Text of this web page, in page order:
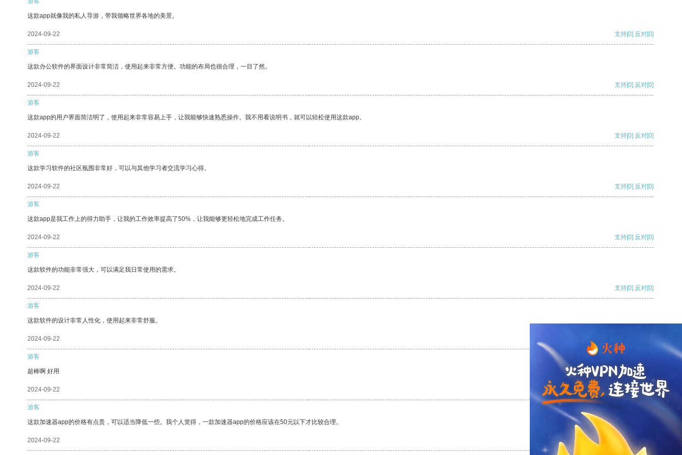
这款app就像我的私人导游，带我领略世界各地的美景。
2024-09-22 支持[0] 反对[0]
游客
这款办公软件的界面设计非常简洁，使用起来非常方便。功能的布局也很合理，一目了然。
2024-09-22 支持[0] 反对[0]
游客
这款app的用户界面简洁明了，使用起来非常容易上手，让我能够快速熟悉操作。我不用看说明书，就可以轻松使用这款app。
2024-09-22 支持[0] 反对[0]
游客
这款学习软件的社区氛围非常好，可以与其他学习者交流学习心得。
2024-09-22 支持[0] 反对[0]
游客
这款app是我工作上的得力助手，让我的工作效率提高了50%，让我能够更轻松地完成工作任务。
2024-09-22 支持[0] 反对[0]
游客
这款软件的功能非常强大，可以满足我日常使用的需求。
2024-09-22 支持[0] 反对[0]
游客
这款软件的设计非常人性化，使用起来非常舒服。
2024-09-22
游客
超棒啊 好用
2024-09-22 支持 [0] 反对[0]
游客
这款加速器app的价格有点贵，可以适当降低一些。我个人觉得，一款加速器app的价格应该在50元以下才比较合理。
2024-09-22 支持[0] 反对